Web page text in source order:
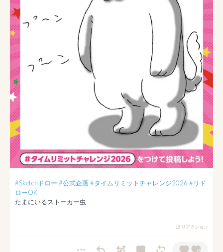
#Sketchドロー #公式企画#タイムリミットチャレンジ2026 #リド
ローOK
たまにいるストーカー虫
15 リアクション